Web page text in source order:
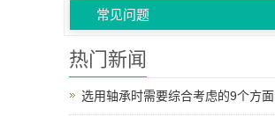
常见问题
热门新闻
选用轴承时需要综合考虑的9个方面